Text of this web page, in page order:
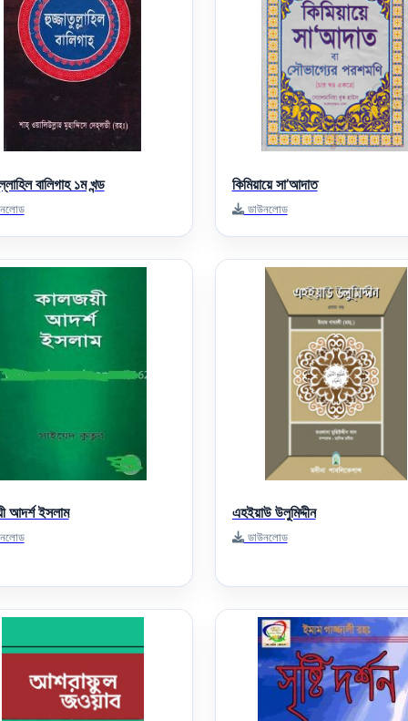
বালিগাহ ১ম খন্ড কিমিয়ায়ে সা’আদাত
ডাউনলোড
আদর্শ ইসলাম এহইয়াউ উলুমিদ্দীন
ডাউনলোড